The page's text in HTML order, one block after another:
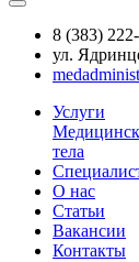
8 (383)
ул.
Услуги
тела
О нас
Статьи
Вакансии
Контакты